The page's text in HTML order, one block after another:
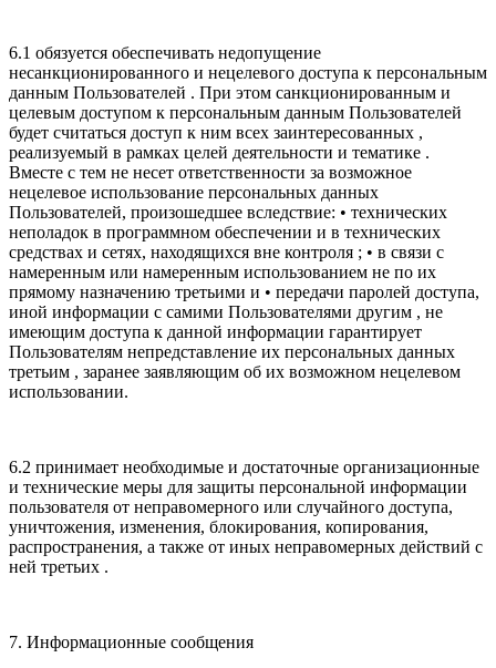
6.1 обязуется обеспечивать недопущение
несанкционированного и нецелевого доступа к персональным
данным Пользователей . При этом санкционированным и
целевым доступом к персональным данным Пользователей
будет считаться доступ к ним всех заинтересованных ,
реализуемый в рамках целей деятельности и тематике .
Вместе с тем не несет ответственности за возможное
нецелевое использование персональных данных
Пользователей, произошедшее вследствие: • технических
неполадок в программном обеспечении и в технических
средствах и сетях, находящихся вне контроля ; • в связи с
намеренным или намеренным использованием не по их
прямому назначению третьими и • передачи паролей доступа,
иной информации с самими Пользователями другим , не
имеющим доступа к данной информации гарантирует
Пользователям непредставление их персональных данных
третьим , заранее заявляющим об их возможном нецелевом
использовании.
6.2 принимает необходимые и достаточные организационные
и технические меры для защиты персональной информации
пользователя от неправомерного или случайного доступа,
уничтожения, изменения, блокирования, копирования,
распространения, а также от иных неправомерных действий с
ней третьих .
7. Информационные сообщения